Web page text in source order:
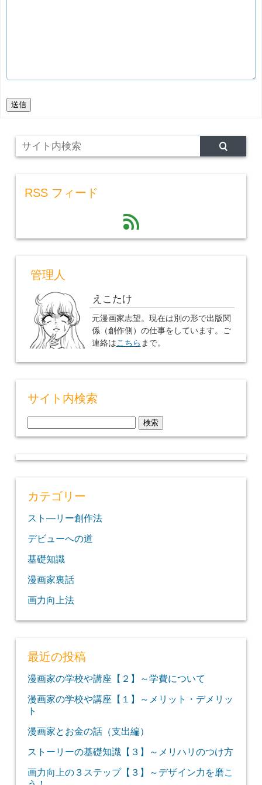
送信
RSS フィード
feed
管理人
えこたけ
元漫画家志望。現在は別の形で出版関
係（創作側）の仕事をしています。ご
連絡はこちら まで。
サイト内検索
索:
カテゴリー
スト―リー創作法
デビューへの道
基礎知識
漫画家裏話
画力向上法
最近の投稿
漫画家の学校や講座【２】～学費について
漫画家の学校や講座【１】～メリット・デメリッ
ト
漫画家とお金の話（支出編）
ストーリーの基礎知識【３】～メリハリのつけ方
画力向上の３ステップ【３】～デザイン力を磨こ